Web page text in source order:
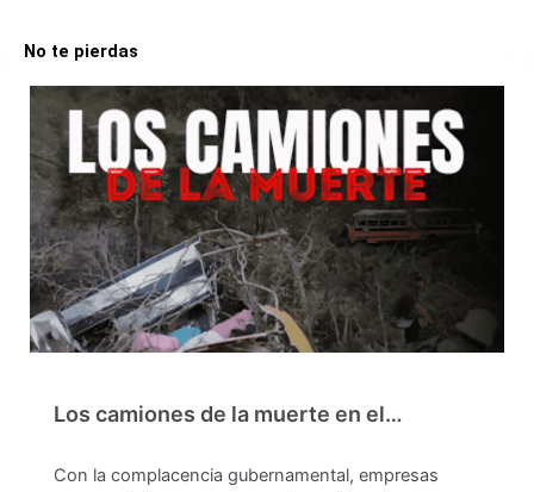
No te pierdas
Los camiones de la muerte en el…
Con la complacencia gubernamental, empresas